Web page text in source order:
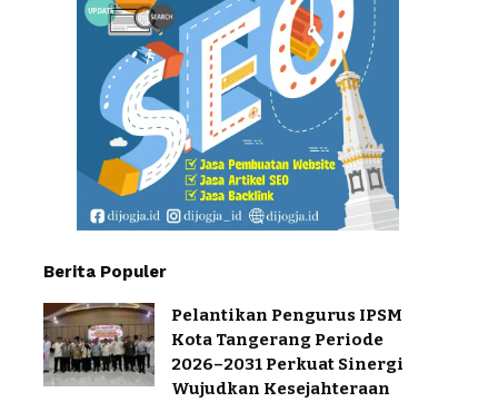
Berita Populer
Pelantikan Pengurus IPSM
Kota Tangerang Periode
2026–2031 Perkuat Sinergi
Wujudkan Kesejahteraan